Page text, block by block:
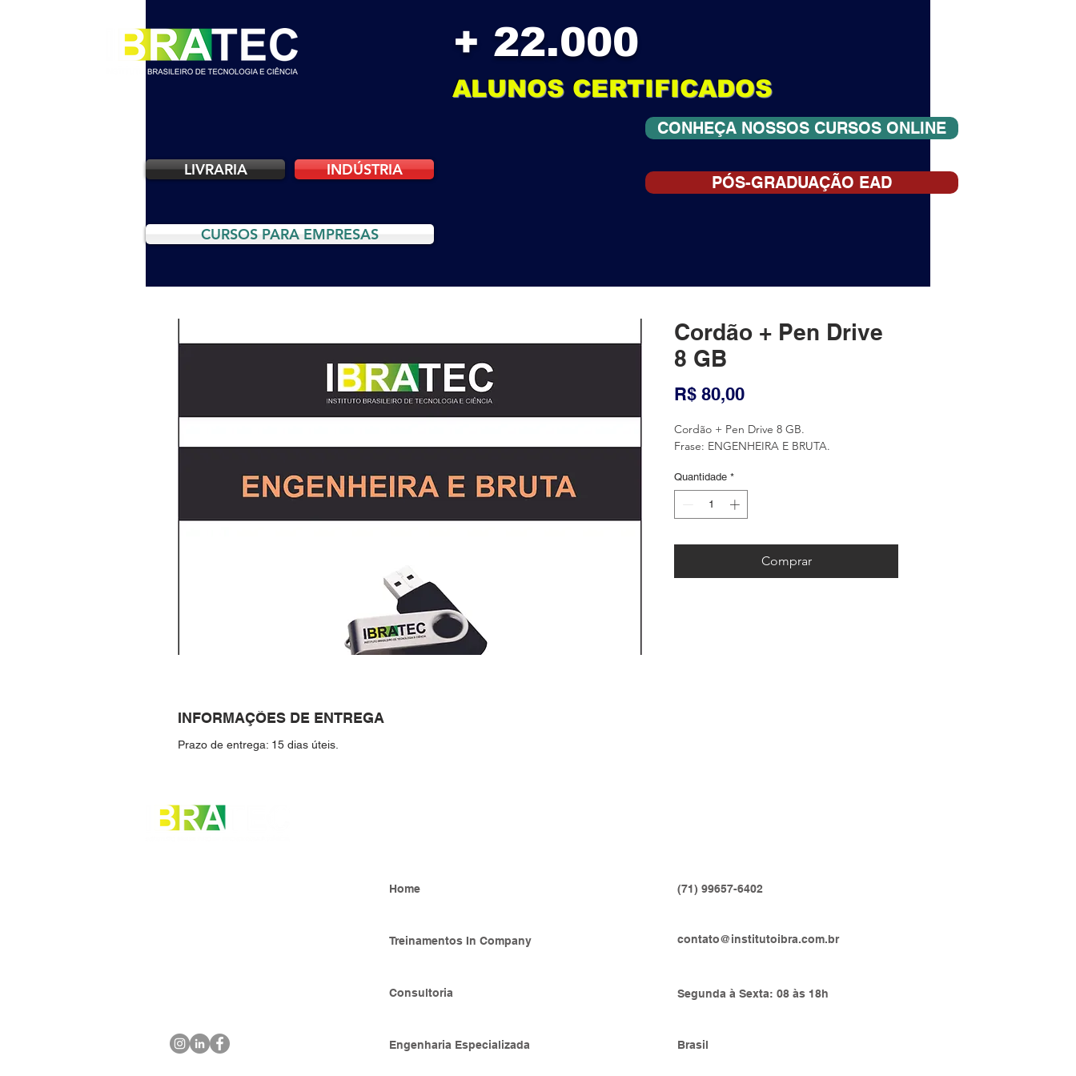
+ 22.000
ALUNOS CERTIFICADOS
LIVRARIA INDÚSTRIA
CONHEÇA NOSSOS CURSOS ONLINE
PÓS-GRADUAÇÃO EAD
CURSOS PARA EMPRESAS
Cordão + Pen Drive
8 GB
R$ 80,00Preço
Cordão + Pen Drive 8 GB.
Frase: ENGENHEIRA E BRUTA.
Quantidade *
Comprar
INFORMAÇÕES DE ENTREGA
Prazo de entrega: 15 dias úteis.
Home
Treinamentos In Company
Consultoria
(71) 99657-6402
contato@institutoibra.com.br
Segunda à Sexta: 08 às 18h
Engenharia Especializada Brasil